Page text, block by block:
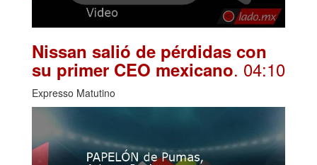
Nissan salió de pérdidas con
su primer CEO mexicano. 04:10
Expresso Matutino